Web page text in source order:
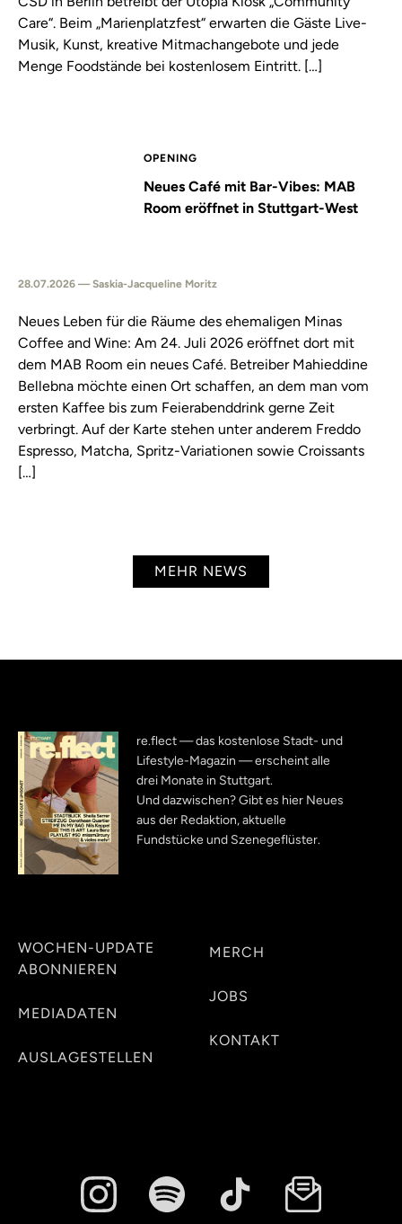
Care“. Beim „Marienplatzfest“ erwarten die Gäste Live-
Musik, Kunst, kreative Mitmachangebote und jede
Menge Foodstände bei kostenlosem Eintritt. […]
OPENING
Neues Café mit Bar-Vibes: MAB
Room eröffnet in Stuttgart-West
28.07.2026 — Saskia-Jacqueline Moritz
Neues Leben für die Räume des ehemaligen Minas
Coffee and Wine: Am 24. Juli 2026 eröffnet dort mit
dem MAB Room ein neues Café. Betreiber Mahieddine
Bellebna möchte einen Ort schaffen, an dem man vom
ersten Kaffee bis zum Feierabenddrink gerne Zeit
verbringt. Auf der Karte stehen unter anderem Freddo
Espresso, Matcha, Spritz-Variationen sowie Croissants
[…]
MEHR NEWS
re.flect — das kostenlose Stadt- und
Lifestyle-Magazin — erscheint alle
drei Monate in Stuttgart.
Und dazwischen? Gibt es hier Neues
aus der Redaktion, aktuelle
Fundstücke und Szenegeflüster.
WOCHEN-UPDATE
ABONNIEREN
MEDIADATEN
AUSLAGESTELLEN
MERCH
JOBS
KONTAKT